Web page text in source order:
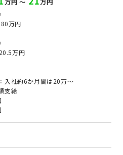
万円
万円
入社約6か月間は20万～
支給